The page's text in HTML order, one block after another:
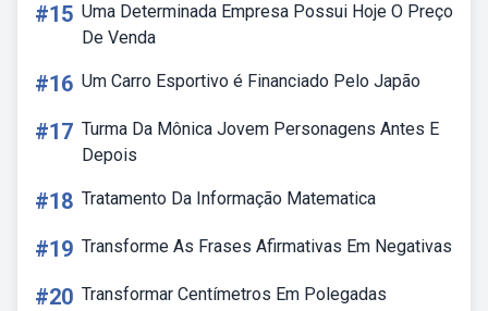
#15 Uma Determinada Empresa Possui Hoje O Preço
De Venda
#16 Um Carro Esportivo é Financiado Pelo Japão
#17 Turma Da Mônica Jovem Personagens Antes E
Depois
#18 Tratamento Da Informação Matematica
#19 Transforme As Frases Afirmativas Em Negativas
#20 Transformar Centímetros Em Polegadas